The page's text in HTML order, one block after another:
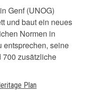
Genf (UNOG)
und baut ein neues
Normen in
entsprechen, seine
700 zusätzliche
Plan